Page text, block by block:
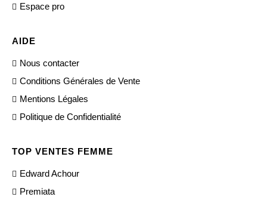
Espace pro
AIDE
Nous contacter
Conditions Générales de Vente
Mentions Légales
Politique de Confidentialité
TOP VENTES FEMME
Edward Achour
Premiata